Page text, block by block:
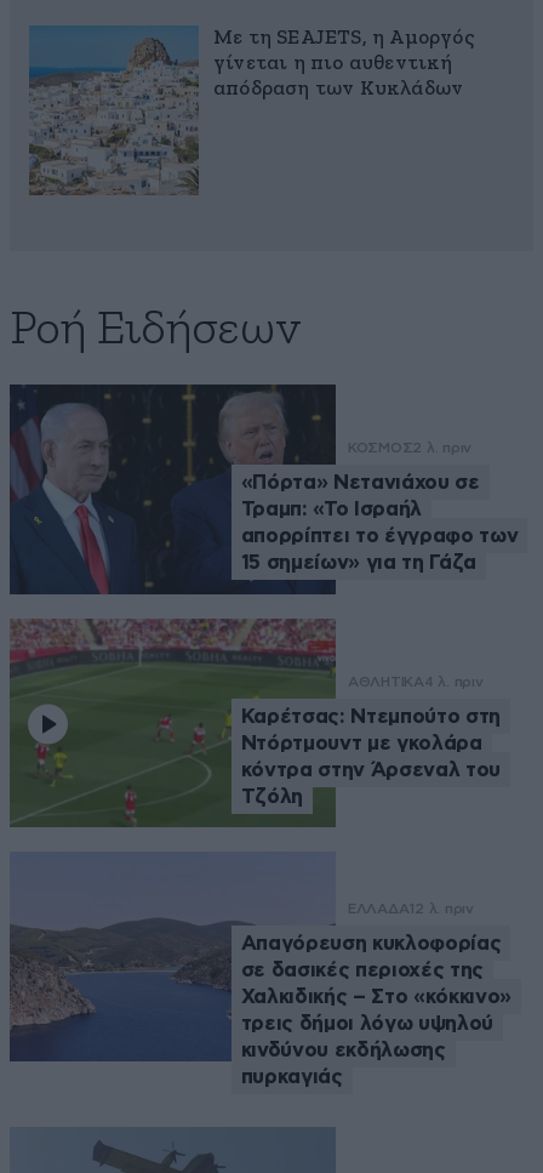
Με τη SEAJETS, η Αμοργός
γίνεται η πιο αυθεντική
απόδραση των Κυκλάδων
Ροή Ειδήσεων
ΚΟΣΜΟΣ2 λ. πριν
«Πόρτα» Νετανιάχου σε
Τραμπ: «Το Ισραήλ
απορρίπτει το έγγραφο των
15 σημείων» για τη Γάζα
ΑΘΛΗΤΙΚΑ4 λ. πριν
Καρέτσας: Ντεμπούτο στη
Ντόρτμουντ με γκολάρα
κόντρα στην Άρσεναλ του
Τζόλη
ΕΛΛΑΔΑ 12 λ. πριν
Απαγόρευση κυκλοφορίας
σε δασικές περιοχές της
Χαλκιδικής – Στο «κόκκινο»
τρεις δήμοι λόγω υψηλού
κινδύνου εκδήλωσης
πυρκαγιάς